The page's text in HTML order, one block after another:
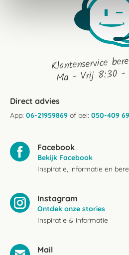
Klantenservice
Ma - Vrij 8:30 -
Direct advies
App: 06-21959869 of bel: 050-409
Facebook
Bekijk Facebook
Inspiratie, informatie en
Instagram
Ontdek onze stories
Inspiratie & informatie
Mail